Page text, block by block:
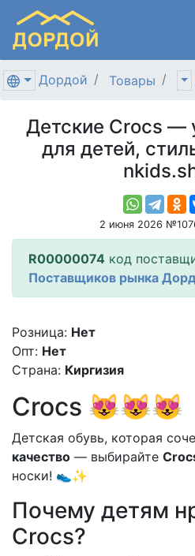
Дордой Товары
Детские Crocs —
для детей,
2 июня 2026
R00000074 код
Поставщиков рынка
Розница: Нет
Опт: Нет
Страна: Киргизия
Crocs 😻😻😻
Детская обувь, которая
качество — выбирайте
носки! 👟✨
Почему детям
Crocs?